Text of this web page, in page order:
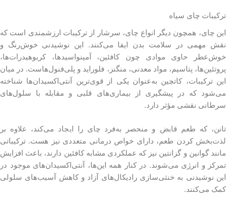
ترکیبات چای سیاه
این چای، همچون دیگر انواع چای، سرشار از ترکیبات ارزشمندی است که
نقش مهمی در سلامت بدن ایفا می‌کنند. این نوشیدنی خوش‌رنگ و
خوش‌عطر حاوی موادی چون کافئین، آمینواسیدها، کربوهیدرات‌ها،
پروتئین‌ها، پتاسیم، مواد معدنی، منگنز، فلوراید و پلی‌فنول‌هاست. در میان
این ترکیبات، کاتچین به‌عنوان یکی از قوی‌ترین آنتی‌اکسیدان‌ها شناخته
می‌شود که در پیشگیری از بیماری‌های قلبی و مقابله با سلول‌های
سرطانی نقشی مؤثر دارد.
تانن، که طعم قابض و منحصر به‌فرد چای را ایجاد می‌کند، علاوه بر
لذت‌بخش کردن طعم، دارای خواص درمانی متعددی نیز هست. ترکیباتی
مانند گوانین و گزانتین نیز که عملکردی مشابه کافئین دارند، باعث افزایش
تمرکز و انرژی می‌شوند. در کنار همه این‌ها، آنتی‌اکسیدان‌های موجود در
این نوشیدنی به خنثی‌سازی رادیکال‌های آزاد و کاهش آسیب‌های سلولی
کمک می‌کنند.